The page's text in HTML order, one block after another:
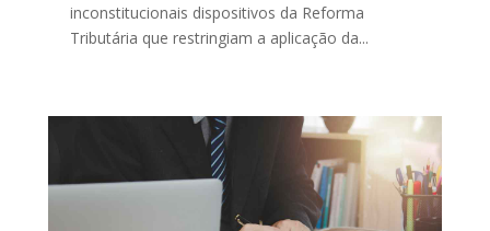
inconstitucionais dispositivos da Reforma
Tributária que restringiam a aplicação da...